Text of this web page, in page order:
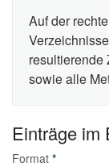
Auf der
resultierende
sowie alle
Einträge im
Format *